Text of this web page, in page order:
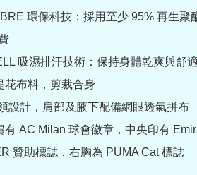
環保科技：採用至少 95% 再生聚
吸濕排汗技術：保持身體乾爽與舒適
花布料，剪裁合身
設計，肩部及腋下配備網眼透氣拼布
有 AC Milan 球會徽章，中央印有
贊助標誌，右胸為 PUMA Cat 標誌